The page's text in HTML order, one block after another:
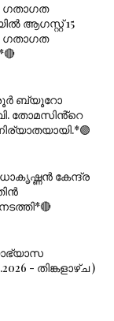
ഗതാഗത
ആഗസ്റ്റ് 15
ഗതാഗത
ബ്യൂറോ
തോമസിൻ്റെ
കേന്ദ്ര
- തിങ്കളാഴ്ച )